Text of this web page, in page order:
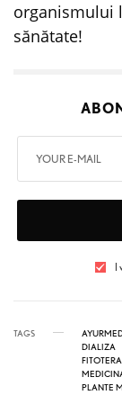
organismului
sănătate!
I
TAGS
DIALIZA
PLANTE